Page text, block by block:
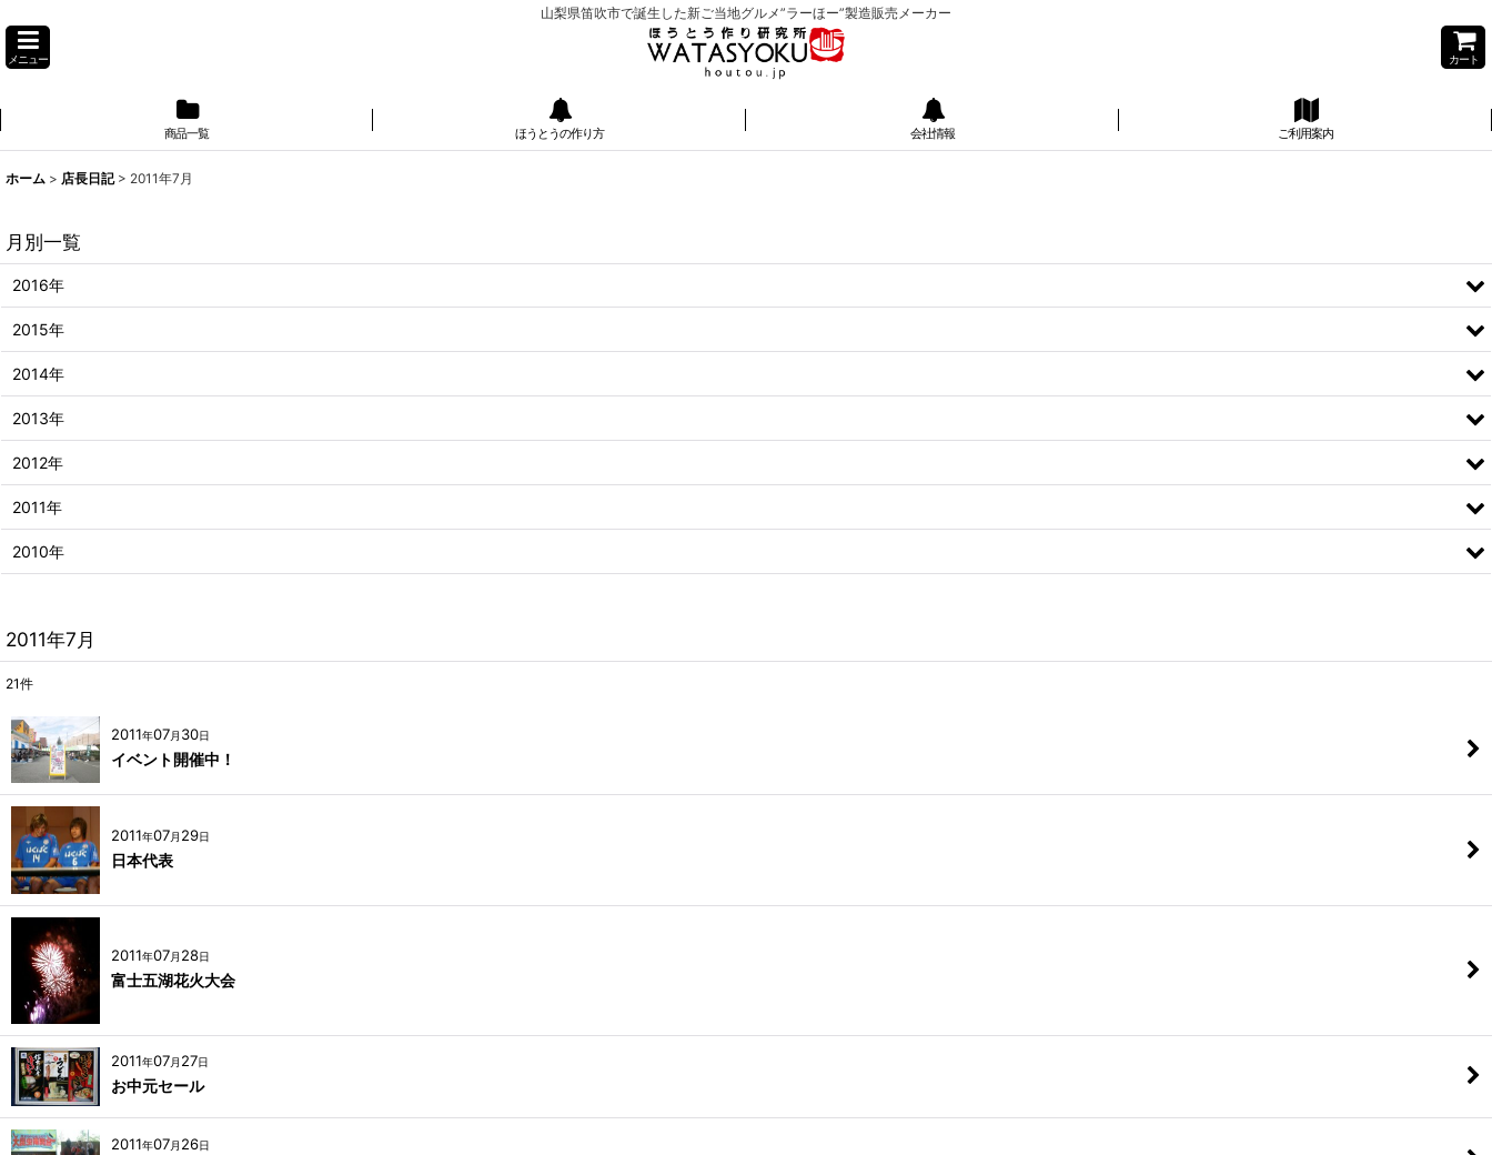
山梨県笛吹市で誕生した新ご当地グルメ”ラーほー”製造販売メーカー
メニュー カート
商品一覧 ほうとうの作り方 会社情報 ご利用案内
ホーム > 店長日記 > 2011年7月
2011年7月
21件
2011年07月 30日
イベント開催中！
2011年07月 29日
日本代表
2011年07月 28日
富士五湖花火大会
2011年07月 27日
お中元セール
2011年07月 26日
月別一覧
2016年
2015年
2014年
2013年
2012年
2011年
2010年